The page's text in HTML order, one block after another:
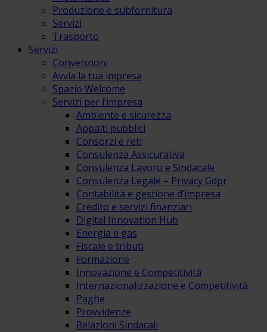
Produzione e subfornitura
Servizi
Trasporto
Servizi
Convenzioni
Avvia la tua impresa
Spazio Welcome
Servizi per l’impresa
Ambiente e sicurezza
Appalti pubblici
Consorzi e reti
Consulenza Assicurativa
Consulenza Lavoro e Sindacale
Consulenza Legale – Privacy Gdpr
Contabilità e gestione d’impresa
Credito e servizi finanziari
Digital Innovation Hub
Energia e gas
Fiscale e tributi
Formazione
Innovazione e Competitività
Internazionalizzazione e Competitività
Paghe
Provvidenze
Relazioni Sindacali